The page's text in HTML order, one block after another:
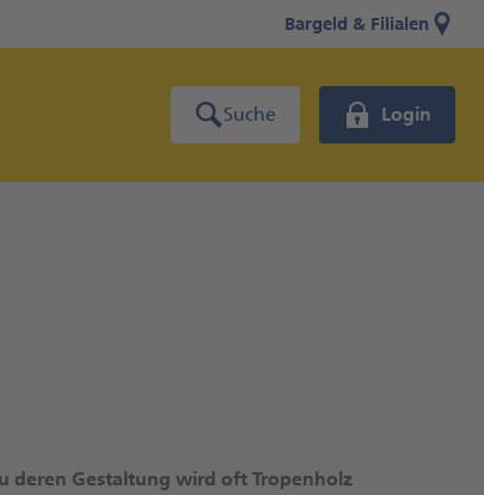
Bargeld & Filialen
Suche Login
deren Gestaltung wird oft Tropenholz